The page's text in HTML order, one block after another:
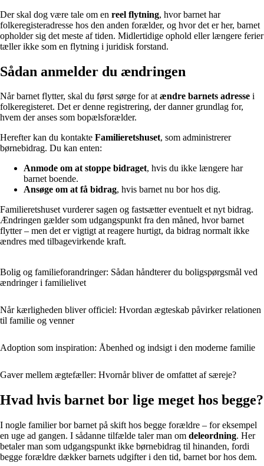
Der skal dog være tale om en reel flytning, hvor barnet har
folkeregisteradresse hos den anden forælder, og hvor det er her, barnet
opholder sig det meste af tiden. Midlertidige ophold eller længere ferier
tæller ikke som en flytning i juridisk forstand.
Sådan anmelder du ændringen
Når barnet flytter, skal du først sørge for atændre barnets adresse i
folkeregisteret. Det er denne registrering, der danner grundlag for,
hvem der anses som bopælsforælder.
Herefter kan du kontakte Familieretshuset, som administrerer
børnebidrag. Du kan enten:
Anmode om at stoppe bidraget, hvis du ikke længere har
barnet boende.
Ansøge om at få bidrag, hvis barnet nu bor hos dig.
Familieretshuset vurderer sagen og fastsætter eventuelt et nyt bidrag.
Ændringen gælder som udgangspunkt fra den måned, hvor barnet
flytter – men det er vigtigt at reagere hurtigt, da bidrag normalt ikke
ændres med tilbagevirkende kraft.
Bolig og familieforandringer: Sådan håndterer du boligspørgsmål ved
ændringer i familielivet
Når kærligheden bliver officiel: Hvordan ægteskab påvirker relationen
til familie og venner
Adoption som inspiration: Åbenhed og indsigt i den moderne familie
Gaver mellem ægtefæller: Hvornår bliver de omfattet af særeje?
Hvad hvis barnet bor lige meget hos begge?
I nogle familier bor barnet på skift hos begge forældre – for eksempel
en uge ad gangen. I sådanne tilfælde taler man om deleordning. Her
betaler man som udgangspunkt ikke børnebidrag til hinanden, fordi
begge forældre dækker barnets udgifter i den tid, barnet bor hos dem.